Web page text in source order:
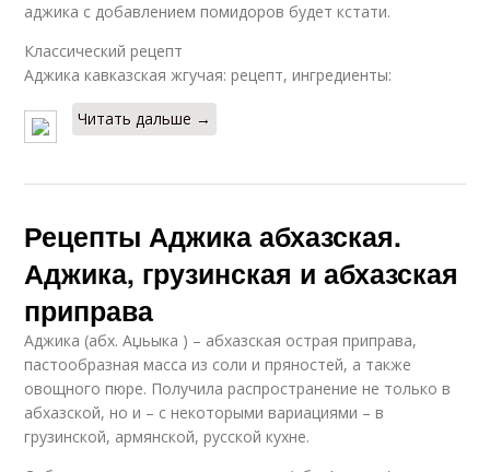
аджика с добавлением помидоров будет кстати.
Классический рецепт
Аджика кавказская жгучая: рецепт, ингредиенты:
Читать дальше →
Рецепты Аджика абхазская.
Аджика, грузинская и абхазская
приправа
Аджика (абх. Аџьыка ) – абхазская острая приправа,
пастообразная масса из соли и пряностей, а также
овощного пюре. Получила распространение не только в
абхазской, но и – с некоторыми вариациями – в
грузинской, армянской, русской кухне.